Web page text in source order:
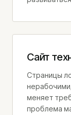
Сайт
Страницы
меняет
проблема